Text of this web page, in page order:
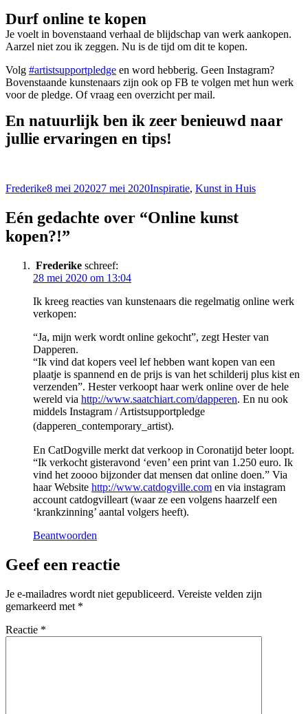
Durf online te kopen
Je voelt in bovenstaand verhaal de blijdschap van werk aankopen.
Aarzel niet zou ik zeggen. Nu is de tijd om dit te kopen.
Volg #artistsupportpledge en word hebberig. Geen Instagram?
Bovenstaande kunstenaars zijn ook op FB te volgen met hun werk
voor de pledge. Of vraag een overzicht per mail.
En natuurlijk ben ik zeer benieuwd naar
jullie ervaringen en tips!
Auteur
FrederikeGeplaatst
8 mei 202027 mei 2020Categorieën
Inspiratie, Kunst in Huis
Eén gedachte over “Online kunst
kopen?!”
Frederike schreef:
28 mei 2020 om 13:04
Ik kreeg reacties van kunstenaars die regelmatig online werk
verkopen:
“Ja, mijn werk wordt online gekocht”, zegt Hester van
Dapperen.
“Ik vind dat kopers veel lef hebben want kopen van een
plaatje is spannend en de prijs is van het schilderij plus kist en
verzenden”. Hester verkoopt haar werk online over de hele
wereld via http://www.saatchiart.com/dapperen. En nu ook
middels Instagram / Artistsupportpledge
(dapperen_contemporary_artist).
En CatDogville merkt dat verkoop in Coronatijd beter loopt.
“Ik verkocht gisteravond ‘even’ een print van 1.250 euro. Ik
vind het zoooo bijzonder dat mensen dat online doen.” Via
haar Website http://www.catdogville.com en via instagram
account catdogvilleart (waar ze een volgens haarzelf een
‘krankzinning’ aantal volgers heeft).
Beantwoorden
Geef een reactie
Je e-mailadres wordt niet gepubliceerd. Vereiste velden zijn
gemarkeerd met *
Reactie *